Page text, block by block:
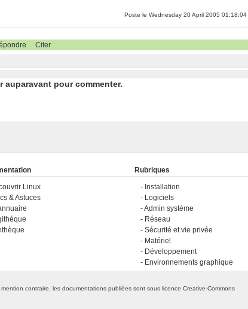
Poste le Wednesday 20 April 2005 01:18:04
Citer
auparavant pour commenter.
Linux
& Astuces
Rubriques
Installation
Logiciels
Admin système
Réseau
Sécurité et vie privée
Matériel
Développement
Environnements graphique
contraire, les documentations publiées sont sous licenceCreative-Commons